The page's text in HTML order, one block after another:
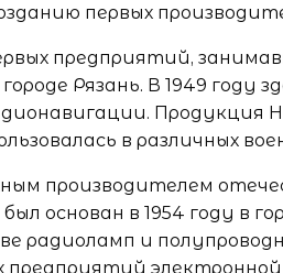
первых
предприятий,
Рязань. В 1949 году
Продукция
в различных
производителем
основан в 1954 году в
радиоламп и
предприятий